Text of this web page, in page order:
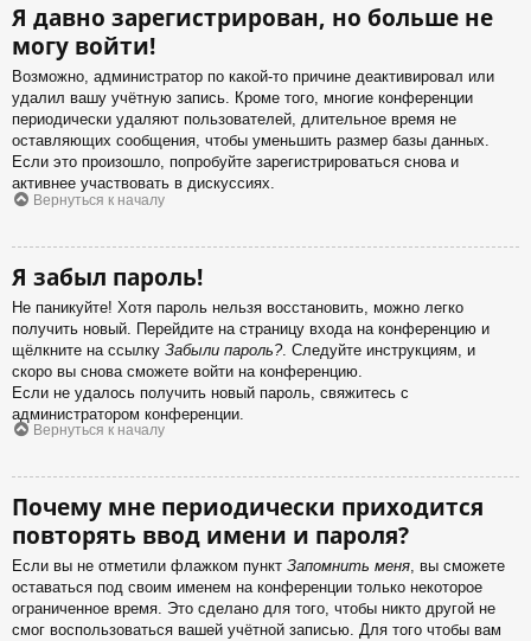
Я давно зарегистрирован, но больше не
могу войти!
Возможно, администратор по какой-то причине деактивировал или
удалил вашу учётную запись. Кроме того, многие конференции
периодически удаляют пользователей, длительное время не
оставляющих сообщения, чтобы уменьшить размер базы данных.
Если это произошло, попробуйте зарегистрироваться снова и
активнее участвовать в дискуссиях.
Вернуться к началу
Я забыл пароль!
Не паникуйте! Хотя пароль нельзя восстановить, можно легко
получить новый. Перейдите на страницу входа на конференцию и
щёлкните на ссылку Забыли пароль?. Следуйте инструкциям, и
скоро вы снова сможете войти на конференцию.
Если не удалось получить новый пароль, свяжитесь с
администратором конференции.
Вернуться к началу
Почему мне периодически приходится
повторять ввод имени и пароля?
Если вы не отметили флажком пункт Запомнить меня, вы сможете
оставаться под своим именем на конференции только некоторое
ограниченное время. Это сделано для того, чтобы никто другой не
смог воспользоваться вашей учётной записью. Для того чтобы вам